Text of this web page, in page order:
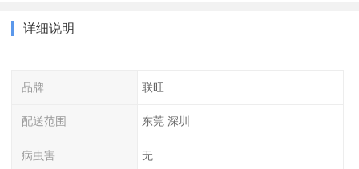
详细说明
品牌 联旺
配送范围 东莞 深圳
病虫害 无